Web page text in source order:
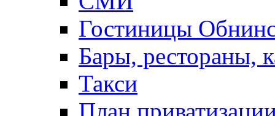
Гостиницы
Бары, рестораны,
Такси
План